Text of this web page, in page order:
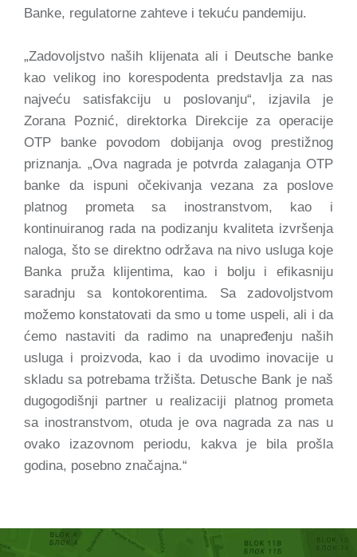
Banke, regulatorne zahteve i tekuću pandemiju.
„Zadovoljstvo naših klijenata ali i Deutsche banke
kao velikog ino korespodenta predstavlja za nas
najveću satisfakciju u poslovanju“, izjavila je
Zorana Poznić, direktorka Direkcije za operacije
OTP banke povodom dobijanja ovog prestižnog
priznanja. „Ova nagrada je potvrda zalaganja OTP
banke da ispuni očekivanja vezana za poslove
platnog prometa sa inostranstvom, kao i
kontinuiranog rada na podizanju kvaliteta izvršenja
naloga, što se direktno održava na nivo usluga koje
Banka pruža klijentima, kao i bolju i efikasniju
saradnju sa kontokorentima. Sa zadovoljstvom
možemo konstatovati da smo u tome uspeli, ali i da
ćemo nastaviti da radimo na unapređenju naših
usluga i proizvoda, kao i da uvodimo inovacije u
skladu sa potrebama tržišta. Detusche Bank je naš
dugogodišnji partner u realizaciji platnog prometa
sa inostranstvom, otuda je ova nagrada za nas u
ovako izazovnom periodu, kakva je bila prošla
godina, posebno značajna.“